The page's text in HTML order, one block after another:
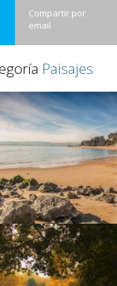
Compartir por
email
Paisajes